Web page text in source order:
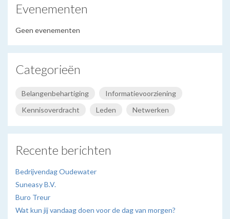
Evenementen
Geen evenementen
Categorieën
Belangenbehartiging
Informatievoorziening
Kennisoverdracht
Leden Netwerken
Recente berichten
Bedrijvendag Oudewater
Suneasy B.V.
Buro Treur
Wat kun jij vandaag doen voor de dag van morgen?